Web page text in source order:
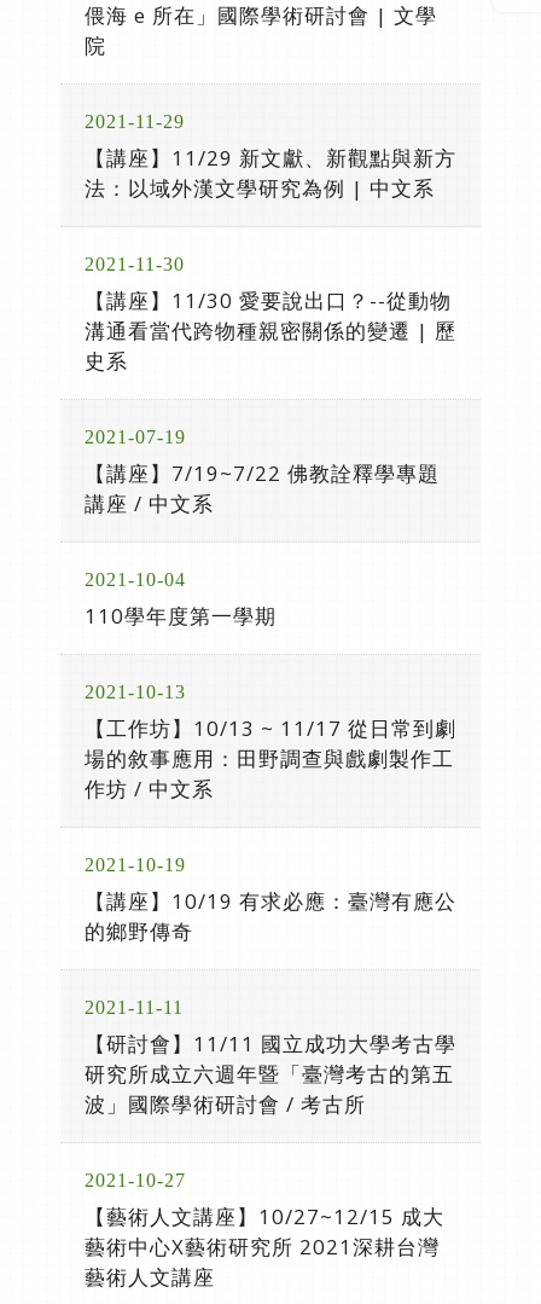
偎海 e 所在」國際學術研討會 | 文學
院
2021-11-29
【講座】11/29 新文獻、新觀點與新方
法：以域外漢文學研究為例 | 中文系
2021-11-30
【講座】11/30 愛要說出口？--從動物
溝通看當代跨物種親密關係的變遷 | 歷
史系
2021-07-19
【講座】7/19~7/22 佛教詮釋學專題
講座 / 中文系
2021-10-04
110學年度第一學期
2021-10-13
【工作坊】10/13 ~ 11/17 從日常到劇
場的敘事應用：田野調查與戲劇製作工
作坊 / 中文系
2021-10-19
【講座】10/19 有求必應：臺灣有應公
的鄉野傳奇
2021-11-11
【研討會】11/11 國立成功大學考古學
研究所成立六週年暨「臺灣考古的第五
波」國際學術研討會 / 考古所
2021-10-27
【藝術人文講座】10/27~12/15 成大
藝術中心X藝術研究所 2021深耕台灣
藝術人文講座